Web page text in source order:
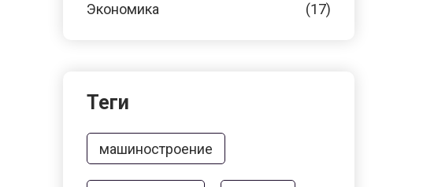
Экономика
(17)
Теги
машиностроение